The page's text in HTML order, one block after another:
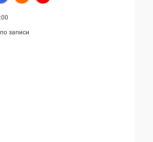
записи